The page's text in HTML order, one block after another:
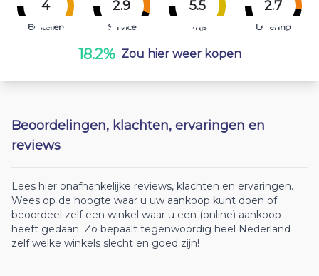
4
Bestellen
2.9
Service
5.5
Prijs
2.7
Levering
18.2% Zou hier weer kopen
Beoordelingen, klachten, ervaringen en
reviews
Lees hier onafhankelijke reviews, klachten en ervaringen.
Wees op de hoogte waar u uw aankoop kunt doen of
beoordeel zelf een winkel waar u een (online) aankoop
heeft gedaan. Zo bepaalt tegenwoordig heel Nederland
zelf welke winkels slecht en goed zijn!